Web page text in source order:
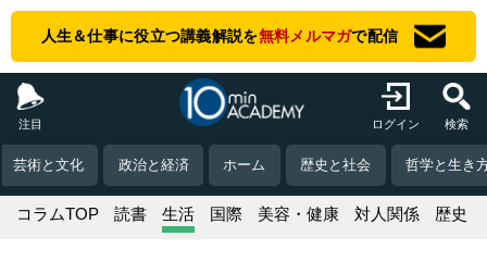
人生＆仕事に役立つ講義解説を無料メルマガで配信
注目 ログイン 検索
芸術と文化 政治と経済 ホーム 歴史と社会 哲学と生き
コラムTOP 読書 生活 国際 美容・健康 対人関係 歴史